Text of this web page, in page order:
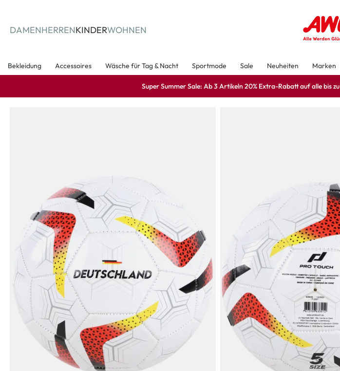
DAMENHERRENKINDERWOHNEN
Bekleidung Accessoires Wäsche für Tag & Nacht Sportmode Sale Neuheiten Marken
Super Summer Sale: Ab 3 Artikeln 20% Extra-Rabatt auf alle bis zu